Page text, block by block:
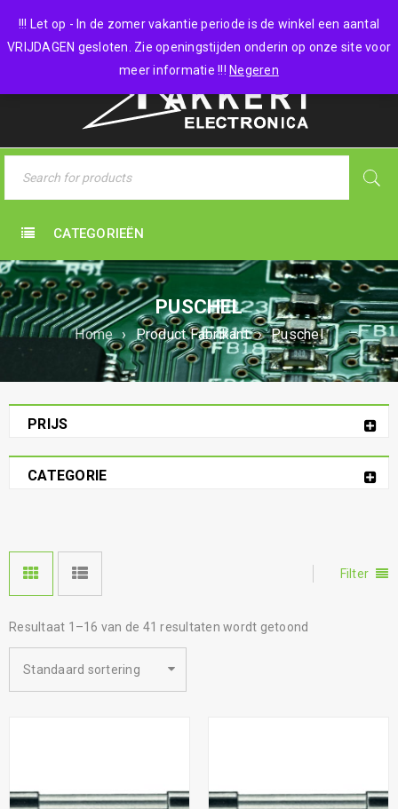
!!! Let op - In de zomer vakantie periode is de winkel een aantal
VRIJDAGEN gesloten. Zie openingstijden onderin op onze site voor
meer informatie !!! Negeren
0 items - €0,00
CATEGORIEËN
PUSCHEL
Home › Product Fabrikant › Puschel
PRIJS
CATEGORIE
Filter
Resultaat 1–16 van de 41 resultaten wordt getoond
Standaard sortering